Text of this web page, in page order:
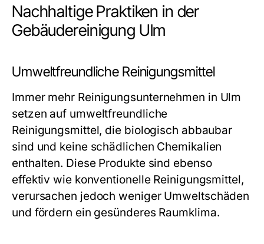
Nachhaltige Praktiken in der
Gebäudereinigung Ulm
Umweltfreundliche Reinigungsmittel
Immer mehr Reinigungsunternehmen in Ulm
setzen auf umweltfreundliche
Reinigungsmittel, die biologisch abbaubar
sind und keine schädlichen Chemikalien
enthalten. Diese Produkte sind ebenso
effektiv wie konventionelle Reinigungsmittel,
verursachen jedoch weniger Umweltschäden
und fördern ein gesünderes Raumklima.